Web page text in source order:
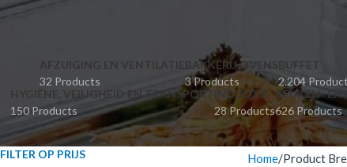
AFZUIGING EN VENTILATIE
32 Products
BAKKERIJ OVENS
3 Products
BUFFET
2.204
HYGIËNE, VEILIGHEID EN TRANSPORT
150 Products
INDUCTIE
28 Products
KEUKEN- EN
626 Products
FILTER OP PRIJS
Home Product